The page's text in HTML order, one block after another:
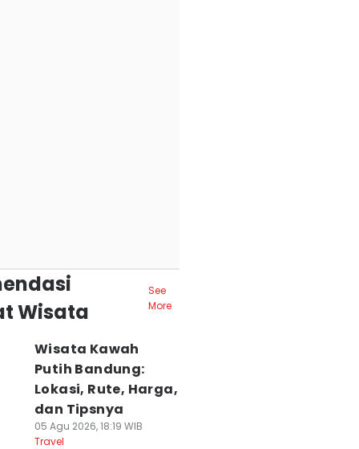
Wisata
See
More
Wisata Kawah
Putih Bandung:
Lokasi, Rute, Harga,
dan Tipsnya
05 Agu 2026, 18:19 WIB
Travel